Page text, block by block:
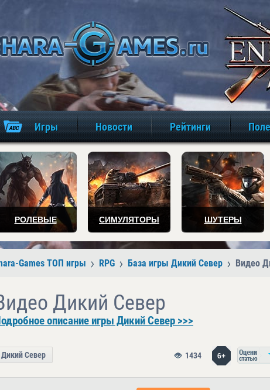
Игры Новости Рейтинги
РОЛЕВЫЕ СИМУЛЯТОРЫ ШУТЕРЫ
Games ТОП игры RPG База игры Дикий Север Видео
Дикий Север
описание игры Дикий Север >>>
Дикий Север 6+
1434